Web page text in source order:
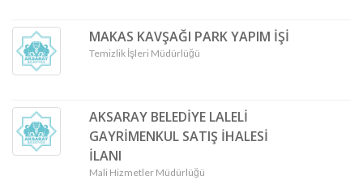
MAKAS KAVŞAĞI PARK YAPIM İŞİ
Temizlik İşleri Müdürlüğü
AKSARAY BELEDİYE LALELİ
GAYRİMENKUL SATIŞ İHALESİ
İLANI
Mali Hizmetler Müdürlüğü